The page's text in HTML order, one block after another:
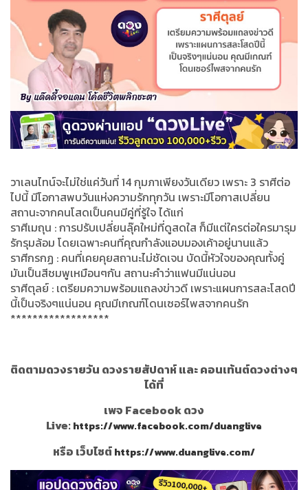
วาเลนไทน์จะไม่ใช่แค่วันที่ 14 กุมภาเพียงวันเดียว เพราะ 3 ราศีต่อ
ไปนี้ มีโอกาสพบวันแห่งความรักทุกวัน เพราะมีโอกาสเปลี่ยน
สถานะจากคนโสดเป็นคนมีคู่ที่รู้ใจ ได้แก่
ราศีเมถุน : การปรับเปลี่ยนลุ๊คใหม่ที่ดูสดใส ก็มีแต่ใครต่อใครมารุม
รักรุมล้อม โดยเฉพาะคนที่คุณกำลังแอบมองเค้าอยู่นานแล้ว
ราศีกรกฏ : คนที่เคยคุยสถานะไม่ชัดเจน บัดนี้หัวใจของคุณทั้งคู่
มันเป็นสีชมพูเหมือนๆกัน สถานะคำว่าแฟนมีแน่นอน
ราศีตุลย์ : เตรียมความพร้อมแถลงข่าวดี เพราะแผนการสละโสดปี
นี้เป็นจริงๆแน่นอน คุณมีเกณฑ์โดนเซอร์ไพสจากคนรัก
******************
ติดตามดวงรายวัน ดวงรายสัปดาห์ และ คอนเท้นต์ดวงต่างๆ
ได้ที่
เพจ Facebook ดวง
Live:https://www.facebook.com/duanglive
หรือ เว็บไซต์https://www.duanglive.com/